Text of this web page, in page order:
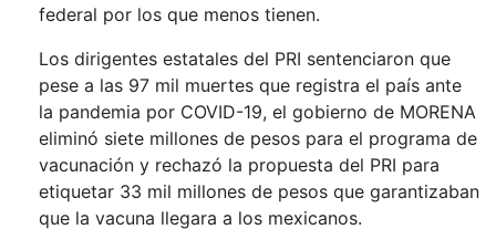
federal por los que menos tienen.
Los dirigentes estatales del PRI sentenciaron que
pese a las 97 mil muertes que registra el país ante
la pandemia por COVID-19, el gobierno de MORENA
eliminó siete millones de pesos para el programa de
vacunación y rechazó la propuesta del PRI para
etiquetar 33 mil millones de pesos que garantizaban
que la vacuna llegara a los mexicanos.